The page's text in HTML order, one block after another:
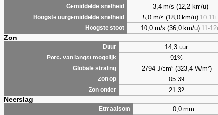
Gemiddelde snelheid 3,4 m/s (12,2 km/u)
Hoogste uurgemiddelde snelheid 5,0 m/s (18,0 km/u) 10-11u
Hoogste stoot 10,0 m/s (36,0 km/u) 11-
Zon
Duur 14,3 uur
Perc. van langst mogelijk 91%
Globale straling 2794 J/cm² (323,4 W/m²)
Zon op 05:39
Zon onder 21:32
Neerslag
Etmaalsom 0,0 mm